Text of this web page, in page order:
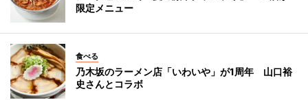
限定メニュー
食べる
乃木坂のラーメン店「いわいや」が1周年 山口裕
史さんとコラボ